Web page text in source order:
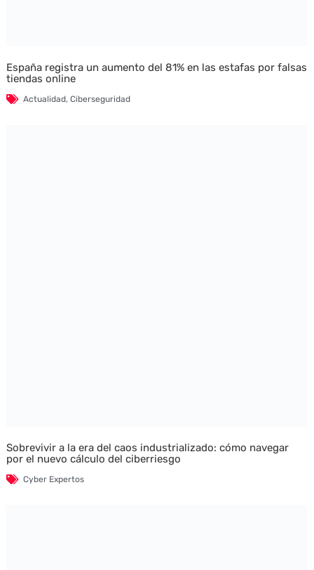
España registra un aumento del 81% en las estafas por falsas
tiendas online
Actualidad, Ciberseguridad
Sobrevivir a la era del caos industrializado: cómo navegar
por el nuevo cálculo del ciberriesgo
Cyber Expertos